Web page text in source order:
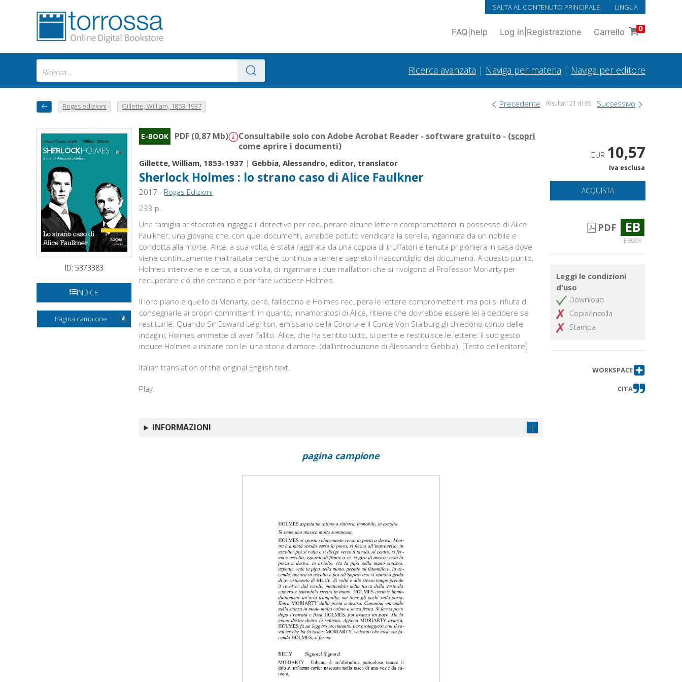
SALTA AL CONTENUTO PRINCIPALE LINGUA
FAQ help Log in Registrazione Carrello 0
Ricerca avanzata | Naviga per materia | Naviga per editore
Rogas edizioni Gillette, William, 1853-1937 Precedente Risultati 21 di 95 Successivo
ID: 5373383
INDICE
Pagina campione
E-BOOK PDF (0,87 Mb) Consultabile solo con Adobe Acrobat Reader - software gratuito - (scopri
come aprire i documenti)
Gillette, William, 1853-1937 | Gebbia, Alessandro, editor, translator
Sherlock Holmes : lo strano caso di Alice Faulkner
2017 - Rogas Edizioni
233 p.
Una famiglia aristocratica ingaggia il detective per recuperare alcune lettere compromettenti in possesso di Alice
Faulkner, una giovane che, con quei documenti, avrebbe potuto vendicare la sorella, ingannata da un nobile e
condotta alla morte. Alice, a sua volta, è stata raggirata da una coppia di truffatori e tenuta prigioniera in casa dove
viene continuamente maltrattata perché continua a tenere segreto il nascondiglio dei documenti. A questo punto,
Holmes interviene e cerca, a sua volta, di ingannare i due malfattori che si rivolgono al Professor Moriarty per
recuperare ciò che cercano e per fare uccidere Holmes.
Il loro piano e quello di Moriarty, però, falliscono e Holmes recupera le lettere compromettenti ma poi si rifiuta di
consegnarle ai propri committenti in quanto, innamoratosi di Alice, ritiene che dovrebbe essere lei a decidere se
restituirle. Quando Sir Edward Leighton, emissario della Corona e il Conte Von Stalburg gli chiedono conto delle
indagini, Holmes ammette di aver fallito. Alice, che ha sentito tutto, si pente e restituisce le lettere: il suo gesto
induce Holmes a iniziare con lei una storia d'amore. (dall'introduzione di Alessandro Gebbia). [Testo dell'editore]
Italian translation of the original English text.
Play.
INFORMAZIONI
EUR 10,57
Iva esclusa
ACQUISTA
PDF EB
E-BOOK
Leggi le condizioni
d'uso
Download
Copia/incolla
Stampa
WORKSPACE
CITA
pagina campione